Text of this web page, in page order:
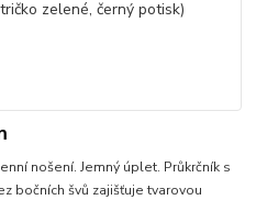
nošení. Jemný úplet. Průkrčník s
bočních švů zajišťuje tvarovou